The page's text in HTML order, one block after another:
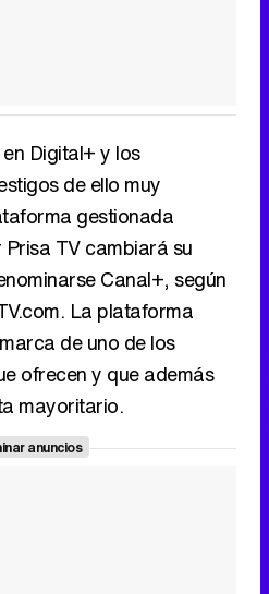
Digital+ y los
de ello muy
gestionada
TV cambiará su
Canal+, según
La plataforma
de uno de los
ofrecen y que además
mayoritario.
anuncios